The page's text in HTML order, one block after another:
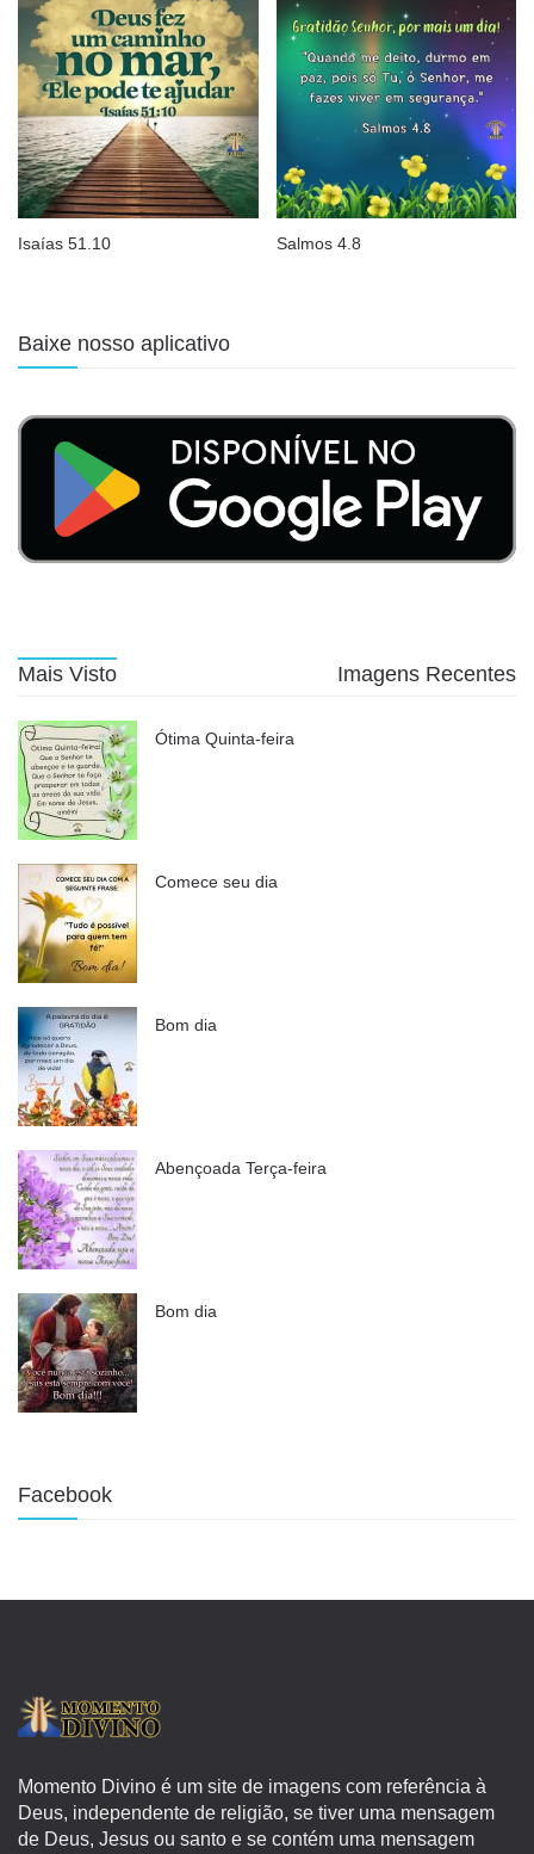
Isaías 51.10 Salmos 4.8
Baixe nosso aplicativo
Mais Visto Imagens Recentes
Ótima Quinta-feira
Comece seu dia
Bom dia
Abençoada Terça-feira
Bom dia
Facebook
Momento Divino é um site de imagens com referência à
Deus, independente de religião, se tiver uma mensagem
de Deus, Jesus ou santo e se contém uma mensagem